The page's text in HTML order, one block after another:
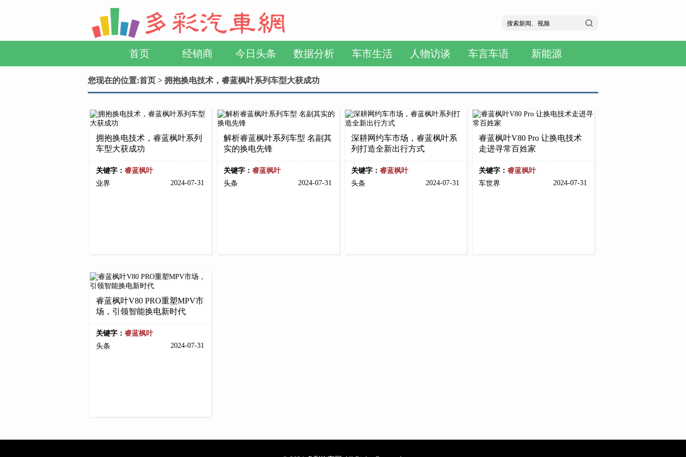
首页 经销商 今日头条 数据分析 车市生活 人物访谈 车言车语 新能源
您现在的位置:首页 > 拥抱换电技术，睿蓝枫叶系列车型大获成功
拥抱换电技术，睿蓝枫叶系列
车型大获成功
关键字： 睿蓝枫叶
业界
2024-07-31
解析睿蓝枫叶系列车型 名副其
实的换电先锋
关键字： 睿蓝枫叶
头条
2024-07-31
深耕网约车市场，睿蓝枫叶系
列打造全新出行方式
关键字： 睿蓝枫叶
头条
2024-07-31
睿蓝枫叶V80 Pro 让换电技术
走进寻常百姓家
关键字： 睿蓝枫叶
车世界
2024-07-31
睿蓝枫叶V80 PRO重塑MPV市
场，引领智能换电新时代
关键字： 睿蓝枫叶
头条
2024-07-31